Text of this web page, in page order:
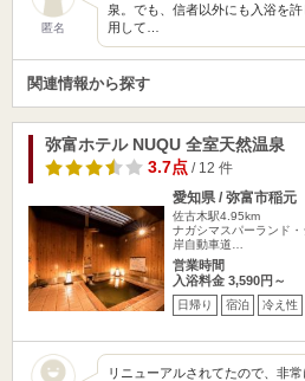
匿名
泉。でも、信者以外にも入浴を
用して…
関連情報から探す
弥富ホテル NUQU 全室天然温泉
3.7点/ 12 件
愛知県 / 弥富市稲元
佐古木駅4.95km
ナガシマスパーランド
岸自動車道…
営業時間
入浴料金 3,590円～
日帰り 宿泊 冷え性
リニューアルされてたので、非